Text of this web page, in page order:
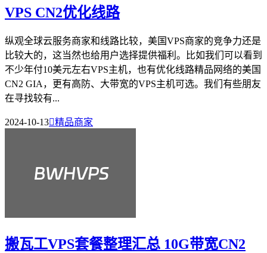
VPS CN2优化线路
纵观全球云服务商家和线路比较，美国VPS商家的竞争力还是
比较大的，这当然也给用户选择提供福利。比如我们可以看到
不少年付10美元左右VPS主机，也有优化线路精品网络的美国
CN2 GIA，更有高防、大带宽的VPS主机可选。我们有些朋友
在寻找较有...
2024-10-13精品商家
搬瓦工VPS套餐整理汇总 10G带宽CN2